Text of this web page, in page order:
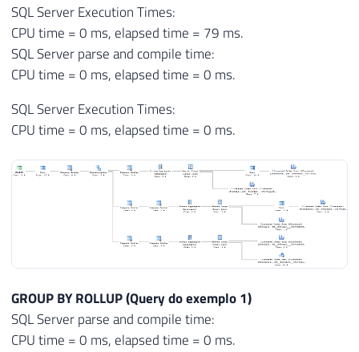
SQL Server Execution Times:
CPU time = 0 ms, elapsed time = 79 ms.
SQL Server parse and compile time:
CPU time = 0 ms, elapsed time = 0 ms.
SQL Server Execution Times:
CPU time = 0 ms, elapsed time = 0 ms.
GROUP BY ROLLUP (Query do exemplo 1)
SQL Server parse and compile time:
CPU time = 0 ms, elapsed time = 0 ms.